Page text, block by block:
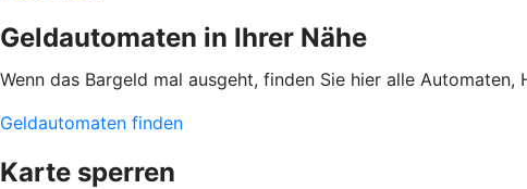
Geldautomaten in Ihrer Nähe
Wenn das Bargeld mal ausgeht, finden Sie hier alle
Geldautomaten finden
Karte sperren